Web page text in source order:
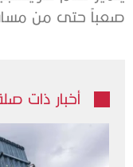
صعباً حتى من
أخبار ذات